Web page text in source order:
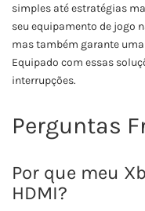
simples até estratégias
seu equipamento de jogo
mas também garante
Equipado com essas
interrupções.
Perguntas
Por que meu
HDMI?